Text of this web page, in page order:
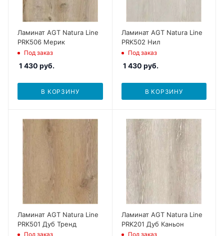
Ламинат AGT Natura Line
PRK506 Мерик
Под заказ
1 430 руб.
В КОРЗИНУ
Ламинат AGT Natura Line
PRK502 Нил
Под заказ
1 430 руб.
В КОРЗИНУ
Ламинат AGT Natura Line
PRK501 Дуб Тренд
Под заказ
Ламинат AGT Natura Line
PRK201 Дуб Каньон
Под заказ